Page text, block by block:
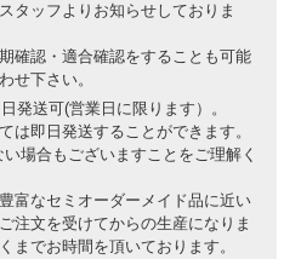
タッフよりお知らせしておりま
確認・適合確認をすることも可能
せ下さい。
発送可(営業日に限ります）。
は即日発送することができます。
場合もございますことをご理解く
富なセミオーダーメイド品に近い
注文を受けてからの生産になりま
までお時間を頂いております。